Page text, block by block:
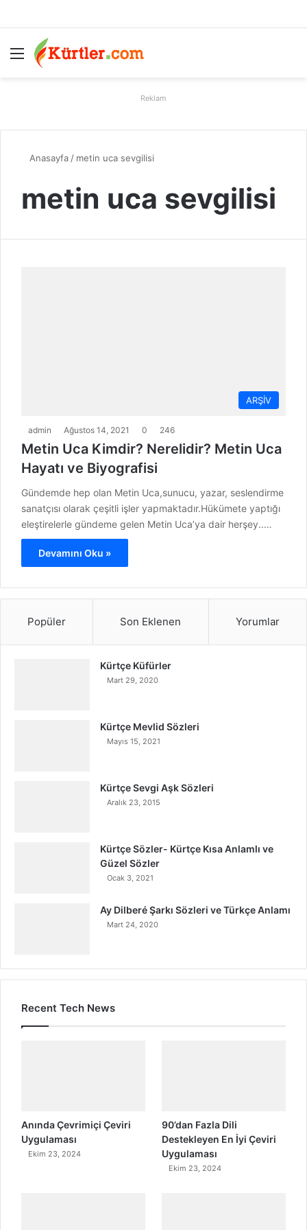
Menü
Reklam
Anasayfa / metin uca sevgilisi
metin uca sevgilisi
ARŞİV
admin Ağustos 14, 2021 0 246
Metin Uca Kimdir? Nerelidir? Metin Uca
Hayatı ve Biyografisi
Gündemde hep olan Metin Uca,sunucu, yazar, seslendirme
sanatçısı olarak çeşitli işler yapmaktadır.Hükümete yaptığı
eleştirelerle gündeme gelen Metin Uca’ya dair herşey..…
Devamını Oku »
Popüler Son Eklenen Yorumlar
Kürtçe Küfürler
Mart 29, 2020
Kürtçe Mevlid Sözleri
Mayıs 15, 2021
Kürtçe Sevgi Aşk Sözleri
Aralık 23, 2015
Kürtçe Sözler- Kürtçe Kısa Anlamlı ve
Güzel Sözler
Ocak 3, 2021
Ay Dilberé Şarkı Sözleri ve Türkçe Anlamı
Mart 24, 2020
Recent Tech News
Anında Çevrimiçi Çeviri
Uygulaması
Ekim 23, 2024
90’dan Fazla Dili
Destekleyen En İyi Çeviri
Uygulaması
Ekim 23, 2024